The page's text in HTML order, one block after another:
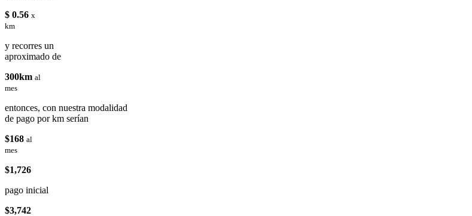
$ 0.56 x
km
y recorres un
aproximado de
300km al
mes
entonces, con nuestra modalidad
de pago por km serían
$168 al
mes
$1,726
pago inicial
$3,742